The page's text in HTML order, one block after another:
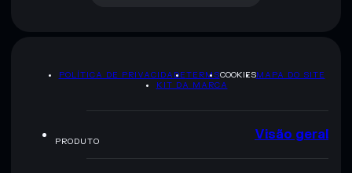
POLÍTICA DE PRIVACIDADETERMSCOOKIESMAPA DO SITE
KIT DA MARCA
PRODUTO Visão geral